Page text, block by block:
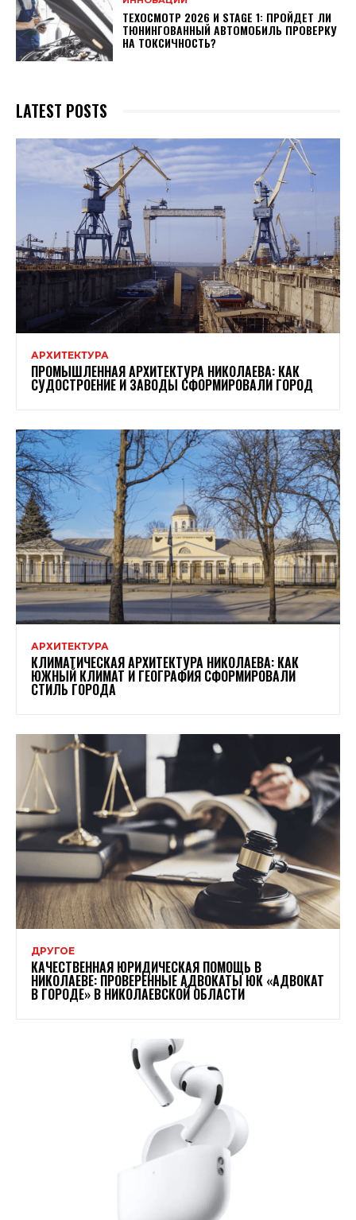
ТЕХОСМОТР 2026 И STAGE 1: ПРОЙДЕТ ЛИ
ТЮНИНГОВАННЫЙ АВТОМОБИЛЬ ПРОВЕРКУ
НА ТОКСИЧНОСТЬ?
LATEST POSTS
АРХИТЕКТУРА
ПРОМЫШЛЕННАЯ АРХИТЕКТУРА НИКОЛАЕВА: КАК
СУДОСТРОЕНИЕ И ЗАВОДЫ СФОРМИРОВАЛИ ГОРОД
АРХИТЕКТУРА
КЛИМАТИЧЕСКАЯ АРХИТЕКТУРА НИКОЛАЕВА: КАК
ЮЖНЫЙ КЛИМАТ И ГЕОГРАФИЯ СФОРМИРОВАЛИ
СТИЛЬ ГОРОДА
ДРУГОЕ
КАЧЕСТВЕННАЯ ЮРИДИЧЕСКАЯ ПОМОЩЬ В
НИКОЛАЕВЕ: ПРОВЕРЕННЫЕ АДВОКАТЫ ЮК «АДВОКАТ
В ГОРОДЕ» В НИКОЛАЕВСКОЙ ОБЛАСТИ